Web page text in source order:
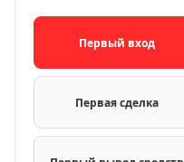
Первый вход
Первая сделка